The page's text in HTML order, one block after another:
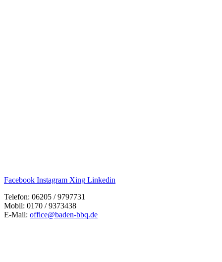
Facebook Instagram Xing Linkedin
Telefon: 06205 / 9797731
Mobil: 0170 / 9373438
E-Mail: office@baden-bbq.de